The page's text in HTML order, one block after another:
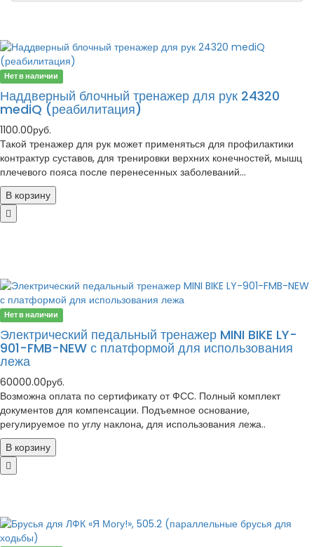
Нет в наличии
Наддверный блочный тренажер для рук 24320
mediQ (реабилитация)
1100.00руб.
Такой тренажер для рук может применяться для профилактики
контрактур суставов, для тренировки верхних конечностей, мышц
плечевого пояса после перенесенных заболеваний...
В корзину
Нет в наличии
Электрический педальный тренажер MINI BIKE LY-
901-FMB-NEW с платформой для использования
лежа
60000.00руб.
Возможна оплата по сертификату от ФСС. Полный комплект
документов для компенсации. Подъемное основание,
регулируемое по углу наклона, для использования лежа..
В корзину